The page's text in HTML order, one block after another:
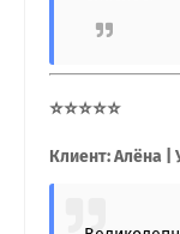
⭐⭐⭐⭐⭐
Клиент: Алёна |